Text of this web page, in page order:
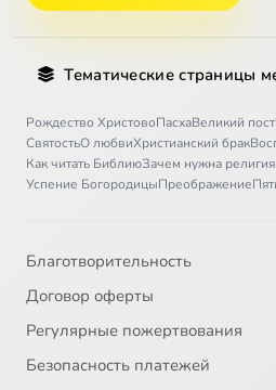
Тематические страницы
Рождество ХристовоПасхаВеликий пост
СвятостьО любвиХристианский брак
Как читать БиблиюЗачем нужна религия
Успение БогородицыПреображение
Благотворительность
Договор оферты
Регулярные пожертвования
Безопасность платежей